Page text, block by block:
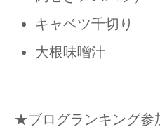
キャベツ千切り
大根味噌汁
★ブログランキング